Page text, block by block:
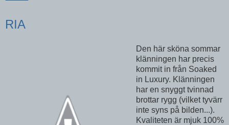
RIA
Den här sköna sommar
klänningen har precis
kommit in från Soaked
in Luxury. Klänningen
har en snyggt tvinnad
brottar rygg (vilket tyvärr
inte syns på bilden...).
Kvaliteten är mjuk 100%